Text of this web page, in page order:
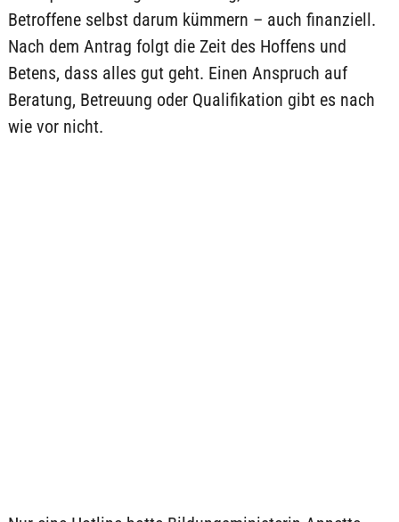
Betroffene selbst darum kümmern – auch finanziell.
Nach dem Antrag folgt die Zeit des Hoffens und
Betens, dass alles gut geht. Einen Anspruch auf
Beratung, Betreuung oder Qualifikation gibt es nach
wie vor nicht.